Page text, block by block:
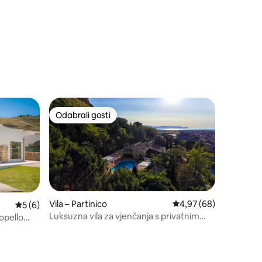
Prosječna ocjena: 5/5, recenzija: 6
5 (6)
Odabrali gosti
Odabrali gosti
Vila – Partinico Prosječna ocjena:
4,97 (68)
Luksuzna vila za vjenčanja s privatnim